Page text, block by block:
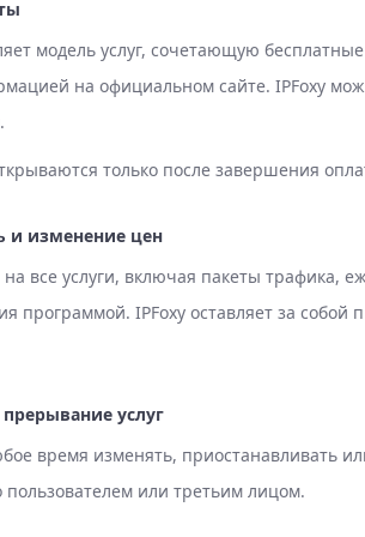
модель услуг, сочетающую
на официальном сайте. IPFoxy
только после завершения
и изменение цен
все услуги, включая пакеты трафика,
программой. IPFoxy оставляет за
услуг
время изменять, приостанавливать
пользователем или третьим лицом.